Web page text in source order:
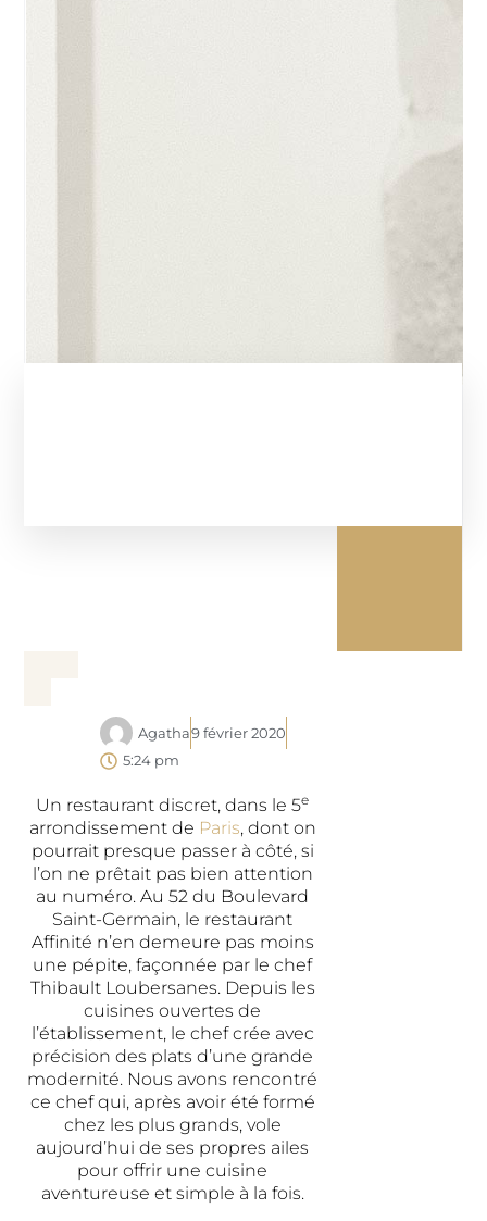
Agatha9 février 2020
5:24 pm
Un restaurant discret, dans le 5e
arrondissement de Paris, dont on
pourrait presque passer à côté, si
l’on ne prêtait pas bien attention
au numéro. Au 52 du Boulevard
Saint-Germain, le restaurant
Affinité n’en demeure pas moins
une pépite, façonnée par le chef
Thibault Loubersanes. Depuis les
cuisines ouvertes de
l’établissement, le chef crée avec
précision des plats d’une grande
modernité. Nous avons rencontré
ce chef qui, après avoir été formé
chez les plus grands, vole
aujourd’hui de ses propres ailes
pour offrir une cuisine
aventureuse et simple à la fois.